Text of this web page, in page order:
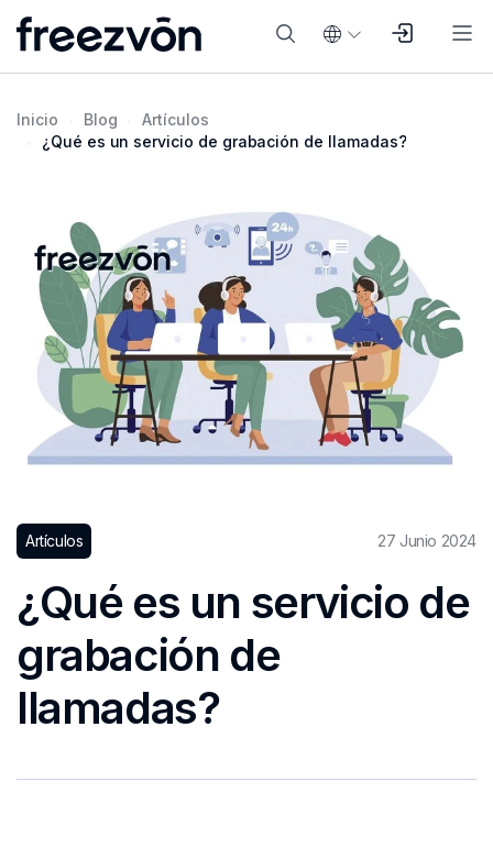
Inicio Blog
Artículos
¿Qué es un servicio de grabación de llamadas?
Artículos 27 Junio 2024
¿Qué es un servicio de
grabación de
llamadas?